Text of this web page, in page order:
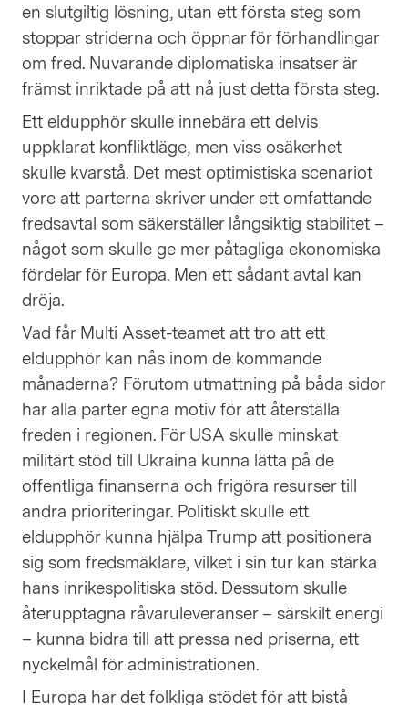
en slutgiltig lösning, utan ett första steg som
stoppar striderna och öppnar för förhandlingar
om fred. Nuvarande diplomatiska insatser är
främst inriktade på att nå just detta första steg.
Ett eldupphör skulle innebära ett delvis
uppklarat konfliktläge, men viss osäkerhet
skulle kvarstå. Det mest optimistiska scenariot
vore att parterna skriver under ett omfattande
fredsavtal som säkerställer långsiktig stabilitet –
något som skulle ge mer påtagliga ekonomiska
fördelar för Europa. Men ett sådant avtal kan
dröja.
Vad får Multi Asset-teamet att tro att ett
eldupphör kan nås inom de kommande
månaderna? Förutom utmattning på båda sidor
har alla parter egna motiv för att återställa
freden i regionen. För USA skulle minskat
militärt stöd till Ukraina kunna lätta på de
offentliga finanserna och frigöra resurser till
andra prioriteringar. Politiskt skulle ett
eldupphör kunna hjälpa Trump att positionera
sig som fredsmäklare, vilket i sin tur kan stärka
hans inrikespolitiska stöd. Dessutom skulle
återupptagna råvaruleveranser – särskilt energi
– kunna bidra till att pressa ned priserna, ett
nyckelmål för administrationen.
I Europa har det folkliga stödet för att bistå